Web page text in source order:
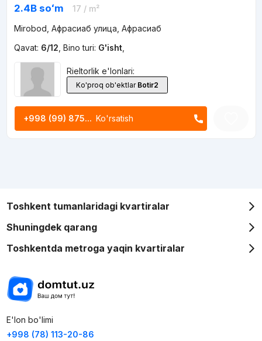
2.4B soʻm 17 / m²
Mirobod, Афрасиаб улица, Афрасиаб
Qavat: 6/12 Bino turi: G'isht,
Rieltorlik e'lonlari:
Ko'proq ob'ektlar Botir2
+998 (99) 875... Ko'rsatish
Toshkent tumanlaridagi kvartiralar
Shuningdek qarang
Toshkentda metroga yaqin kvartiralar
E'lon bo'limi
+998 (78) 113-20-86